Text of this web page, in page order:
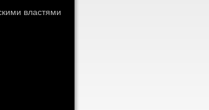
властями